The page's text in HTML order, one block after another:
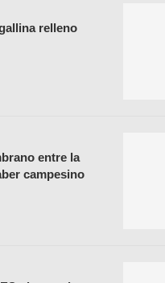
relleno
entre la
campesino